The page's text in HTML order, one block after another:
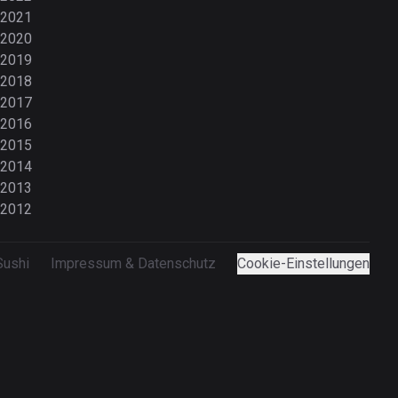
2021
2020
2019
2018
2017
2016
2015
2014
2013
2012
Impressum & Datenschutz Cookie-Einstellungen